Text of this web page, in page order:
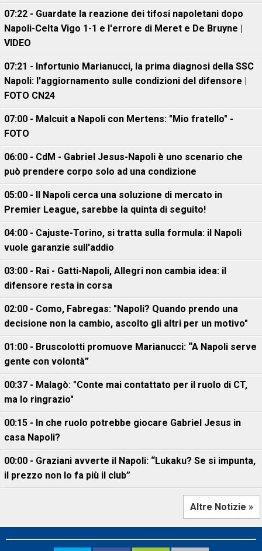
07:22 - Guardate la reazione dei tifosi napoletani dopo
Napoli-Celta Vigo 1-1 e l'errore di Meret e De Bruyne |
VIDEO
07:21 - Infortunio Marianucci, la prima diagnosi della SSC
Napoli: l'aggiornamento sulle condizioni del difensore |
FOTO CN24
07:00 - Malcuit a Napoli con Mertens: "Mio fratello" -
FOTO
06:00 - CdM - Gabriel Jesus-Napoli è uno scenario che
può prendere corpo solo ad una condizione
05:00 - Il Napoli cerca una soluzione di mercato in
Premier League, sarebbe la quinta di seguito!
04:00 - Cajuste-Torino, si tratta sulla formula: il Napoli
vuole garanzie sull'addio
03:00 - Rai - Gatti-Napoli, Allegri non cambia idea: il
difensore resta in corsa
02:00 - Como, Fabregas: "Napoli? Quando prendo una
decisione non la cambio, ascolto gli altri per un motivo"
01:00 - Bruscolotti promuove Marianucci: “A Napoli serve
gente con volontà”
00:37 - Malagò: "Conte mai contattato per il ruolo di CT,
ma lo ringrazio"
00:15 - In che ruolo potrebbe giocare Gabriel Jesus in
casa Napoli?
00:00 - Graziani avverte il Napoli: “Lukaku? Se si impunta,
il prezzo non lo fa più il club”
Altre Notizie »